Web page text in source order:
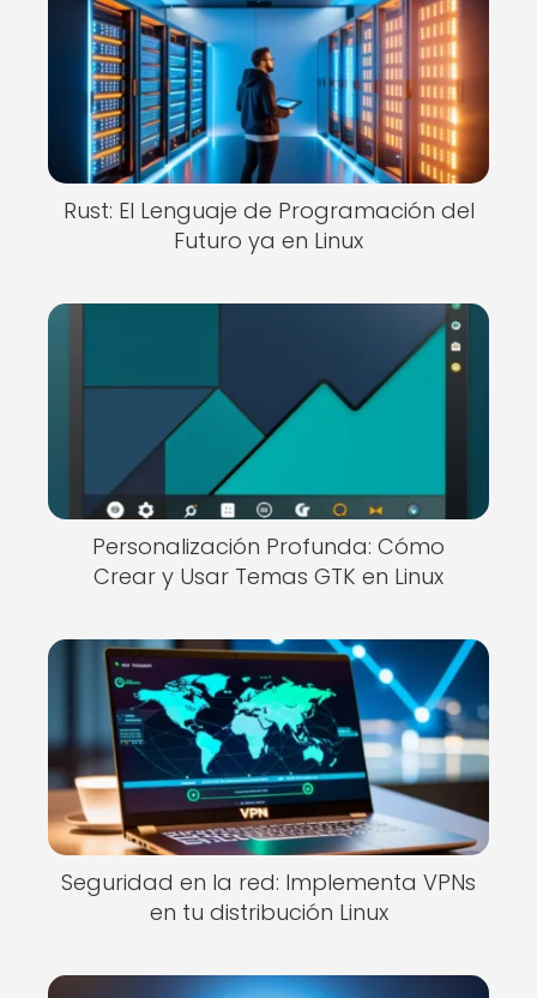
Rust: El Lenguaje de Programación del
Futuro ya en Linux
Personalización Profunda: Cómo
Crear y Usar Temas GTK en Linux
Seguridad en la red: Implementa VPNs
en tu distribución Linux